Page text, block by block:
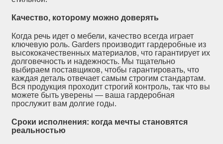
Качество, которому можно доверять
Когда речь идет о мебели, качество всегда играет
ключевую роль. Garders производит гардеробные из
высококачественных материалов, что гарантирует их
долговечность и надежность. Мы тщательно
выбираем поставщиков, чтобы гарантировать, что
каждая деталь отвечает самым строгим стандартам.
Вся продукция проходит строгий контроль, так что вы
можете быть уверены — ваша гардеробная
прослужит вам долгие годы.
Сроки исполнения: когда мечты становятся
реальностью